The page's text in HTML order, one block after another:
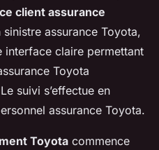
client assurance
assurance Toyota,
interface claire permettant
Toyota
suivi s’effectue en
assurance Toyota.
Toyota commence